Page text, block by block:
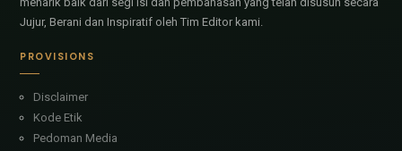
Jujur, Berani dan Inspiratif oleh Tim Editor kami.
PROVISIONS
Disclaimer
Kode Etik
Pedoman Media